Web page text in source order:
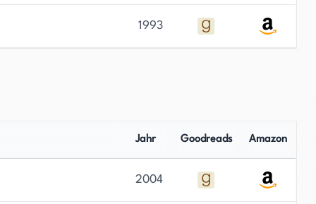
1993
Jahr Goodreads Amazon
2004